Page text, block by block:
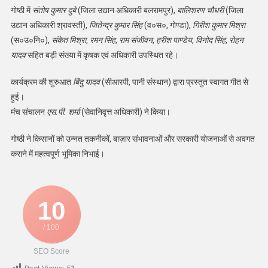
गोष्ठी में संतोष कुमार दुबे(जिला उद्यान अधिकारी बलरामपुर), बालिशरण चौधरी(जिला
उद्यान अधिकारी श्रावस्ती), जितेन्द्र कुमार सिंह(व०स०, गोण्डा), गिरीश कुमार मिश्रा
(स०उ०नि०), संकेत मिश्रा, रमन सिंह, राम संजीवन, हरीश पाण्डेय, विनोद सिंह, रोहन
यादवसहित बड़ी संख्या में कृषक एवं अधिकारी उपस्थित रहे।
कार्यक्रम की शुरुआत बिंदु यादव(सीआरपी, पानी संस्थान) द्वारा प्रस्तुत स्वागत गीत से
हुई।
मंच संचालन एस.पी. शर्मा(सेवानिवृत्त अधिकारी) ने किया।
गोष्ठी ने किसानों को उन्नत तकनीकों, बाज़ार संभावनाओं और सरकारी योजनाओं से अवगत
कराने में महत्वपूर्ण भूमिका निभाई।
10
/ 100
SEO Score